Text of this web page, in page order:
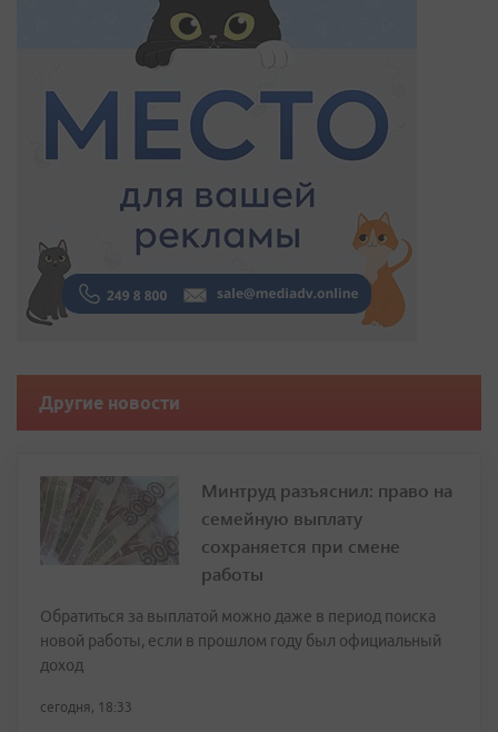
Другие новости
Минтруд разъяснил: право на
семейную выплату
сохраняется при смене
работы
Обратиться за выплатой можно даже в период поиска
новой работы, если в прошлом году был официальный
доход
сегодня, 18:33